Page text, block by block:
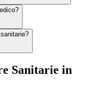
Sanitarie in